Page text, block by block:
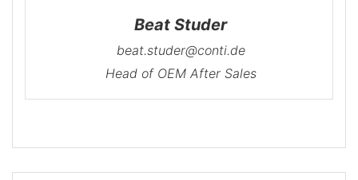
Beat Studer
beat.studer@conti.de
Head of OEM After Sales